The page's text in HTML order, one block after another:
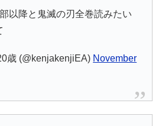
以降と鬼滅の刃全巻読みたい
歳 (@kenjakenjiEA) November